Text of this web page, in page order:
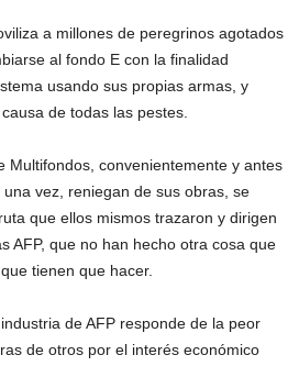
a millones de peregrinos agotados
al fondo E con la finalidad
usando sus propias armas, y
de todas las pestes.
Multifondos, convenientemente y antes
vez, reniegan de sus obras, se
que ellos mismos trazaron y dirigen
AFP, que no han hecho otra cosa que
tienen que hacer.
de AFP responde de la peor
de otros por el interés económico